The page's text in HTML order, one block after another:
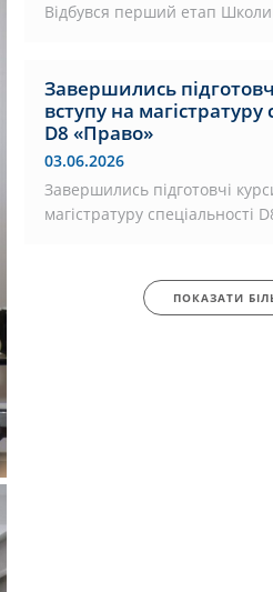
Відбувся перший етап
Завершились
вступу на магістратуру
D8 «Право»
03.06.2026
Завершились підготовчі
магістратуру спеціальності
ПОКАЗАТИ